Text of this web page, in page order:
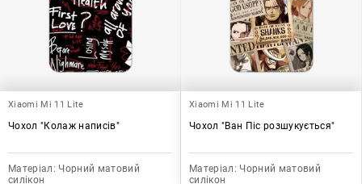
Xiaomi Mi 11 Lite
Чохол "Колаж написів"
Матеріал: Чорний матовий
силікон
Xiaomi Mi 11 Lite
Чохол "Ван Піс розшукується"
Матеріал: Чорний матовий
силікон